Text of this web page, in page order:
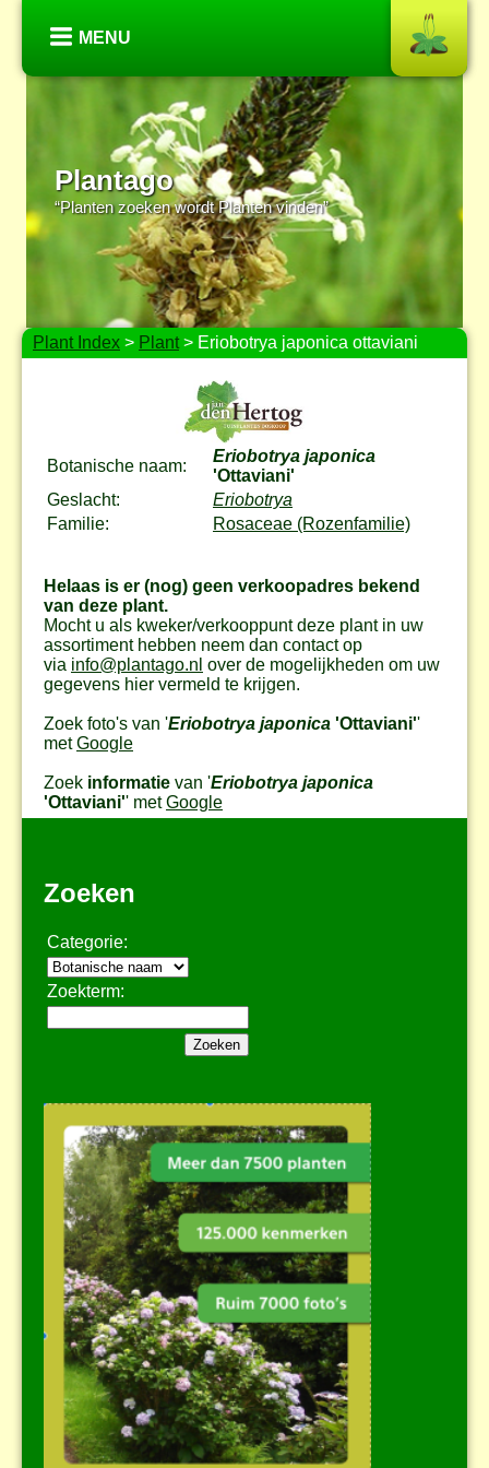
MENU
Plantago
“Planten zoeken wordt Planten vinden”
Plant Index > Plant> Eriobotrya japonica ottaviani
Botanische naam:
Eriobotrya japonica
'Ottaviani'
Geslacht:
Eriobotrya
Familie:
Rosaceae (Rozenfamilie)
Helaas is er (nog) geen verkoopadres bekend
van deze plant.
Mocht u als kweker/verkooppunt deze plant in uw
assortiment hebben neem dan contact op
via info@plantago.nl over de mogelijkheden om uw
gegevens hier vermeld te krijgen.
Zoek foto's van 'Eriobotrya japonica 'Ottaviani''
metGoogle
Zoek informatie van 'Eriobotrya japonica
'Ottaviani'' metGoogle
Zoeken
Categorie:
Zoekterm: